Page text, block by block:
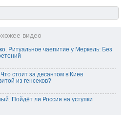
видео
Ритуальное чаепитие у Меркель: Без
стоит за десантом в Киев
из генсеков?
Пойдёт ли Россия на уступки